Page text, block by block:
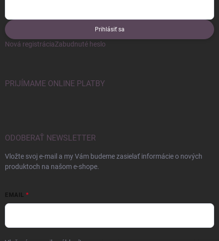
Prihlásiť sa
Nová registráciaZabudnuté heslo
PRIJÍMAME ONLINE PLATBY
ODOBERAŤ NEWSLETTER
Vložte svoj e-mail a my Vám budeme zasielať informácie o nových
produktoch na našom e-shope.
EMAIL